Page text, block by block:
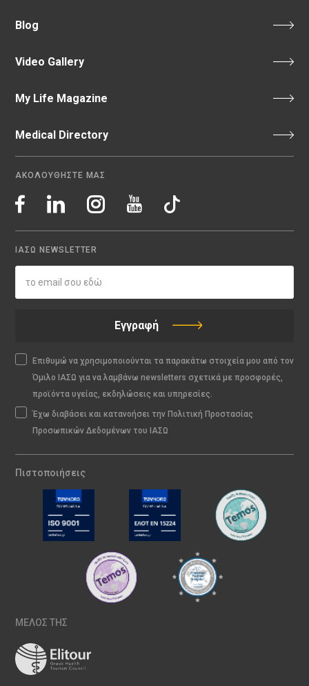
Blog
Video Gallery
My Life Magazine
Medical Directory
ΑΚΟΛΟΥΘΗΣΤΕ ΜΑΣ
ΙΑΣΩ NEWSLETTER
Εγγραφή
Επιθυμώ να χρησιμοποιούνται τα παρακάτω στοιχεία μου από τον
Όμιλο ΙΑΣΩ για να λαμβάνω newsletters σχετικά με προσφορές,
προϊόντα υγείας, εκδηλώσεις και υπηρεσίες.
Έχω διαβάσει και κατανοήσει την Πολιτική Προστασίας
Προσωπικών Δεδομένων του ΙΑΣΩ
Πιστοποιήσεις
ΜΕΛΟΣ ΤΗΣ